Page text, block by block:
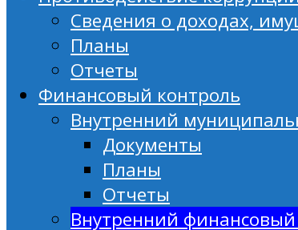
Сведения о доходах,
Планы
Отчеты
Финансовый контроль
Внутренний
Документы
Планы
Отчеты
Внутренний